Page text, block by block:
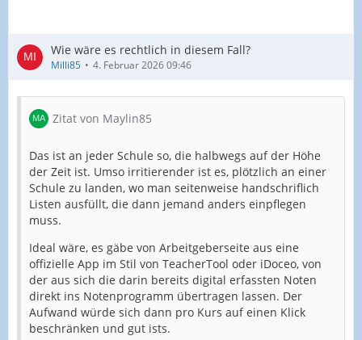
Wie wäre es rechtlich in diesem Fall?
Milli85 4. Februar 2026 09:46
Zitat von Maylin85
Das ist an jeder Schule so, die halbwegs auf der Höhe
der Zeit ist. Umso irritierender ist es, plötzlich an einer
Schule zu landen, wo man seitenweise handschriflich
Listen ausfüllt, die dann jemand anders einpflegen
muss.
Ideal wäre, es gäbe von Arbeitgeberseite aus eine
offizielle App im Stil von TeacherTool oder iDoceo, von
der aus sich die darin bereits digital erfassten Noten
direkt ins Notenprogramm übertragen lassen. Der
Aufwand würde sich dann pro Kurs auf einen Klick
beschränken und gut ists.